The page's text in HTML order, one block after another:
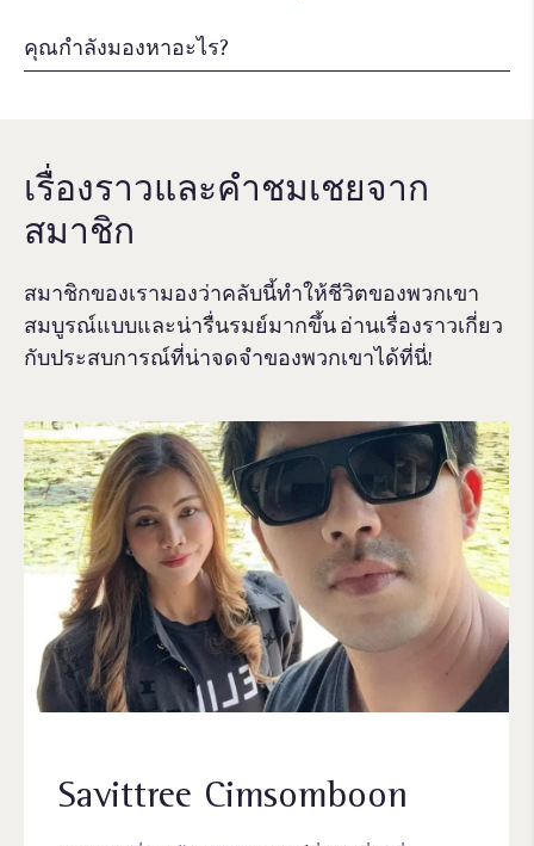
Savittree Cimsomboon
เรื่องราวและคําชมเชยจาก
สมาชิก
สมาชิกของเรามองว่าคลับนี้ทำให้ชีวิตของพวกเขา
สมบูรณ์แบบและน่ารื่นรมย์มากขึ้น อ่านเรื่องราวเกี่ยว
กับประสบการณ์ที่น่าจดจําของพวกเขาได้ที่นี่!